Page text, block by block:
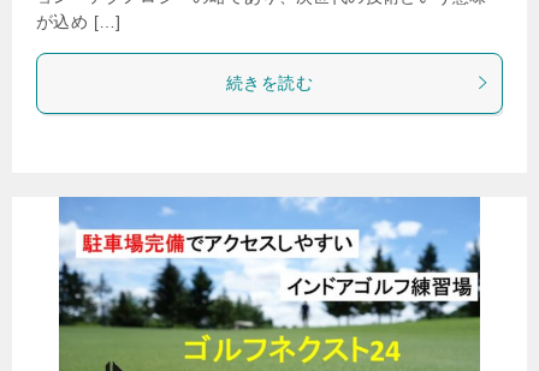
が込め […]
続きを読む